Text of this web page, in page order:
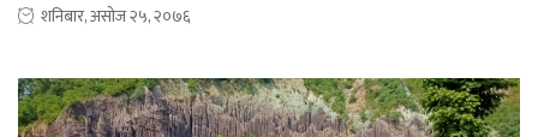
शनिबार, असोज २५, २०७६